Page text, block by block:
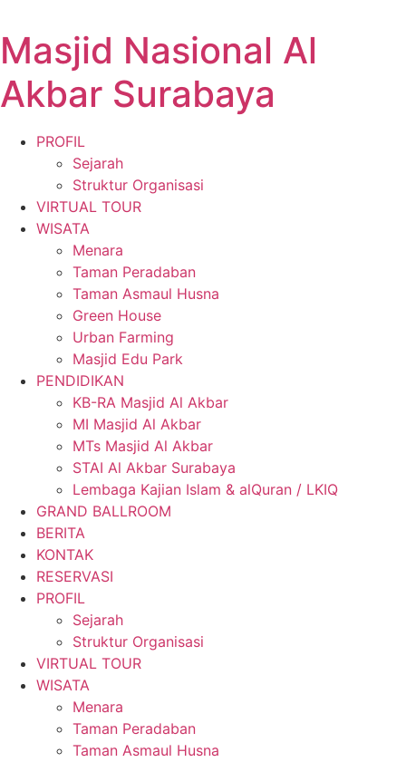
Masjid Nasional Al
Akbar Surabaya
PROFIL
Sejarah
Struktur Organisasi
VIRTUAL TOUR
WISATA
Menara
Taman Peradaban
Taman Asmaul Husna
Green House
Urban Farming
Masjid Edu Park
PENDIDIKAN
KB-RA Masjid Al Akbar
MI Masjid Al Akbar
MTs Masjid Al Akbar
STAI Al Akbar Surabaya
Lembaga Kajian Islam & alQuran / LKIQ
GRAND BALLROOM
BERITA
KONTAK
RESERVASI
PROFIL
Sejarah
Struktur Organisasi
VIRTUAL TOUR
WISATA
Menara
Taman Peradaban
Taman Asmaul Husna